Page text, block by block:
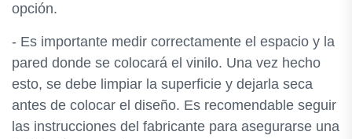
opción.
- Es importante medir correctamente el espacio y la
pared donde se colocará el vinilo. Una vez hecho
esto, se debe limpiar la superficie y dejarla seca
antes de colocar el diseño. Es recomendable seguir
las instrucciones del fabricante para asegurarse una